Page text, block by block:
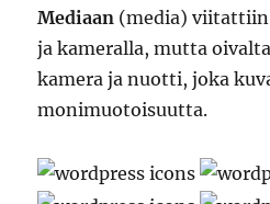
Mediaan (media)
ja kameralla, mutta
kamera ja nuotti, joka
monimuotoisuutta.